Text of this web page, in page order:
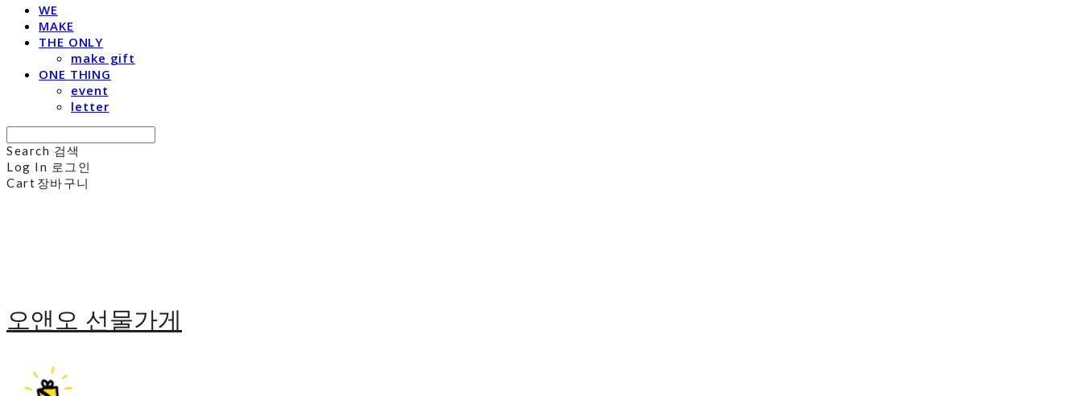
WE
MAKE
THE ONLY
make gift
ONE THING
event
letter
Search 검색
Log In 로그인
Cart 장바구니
오앤오 선물가게